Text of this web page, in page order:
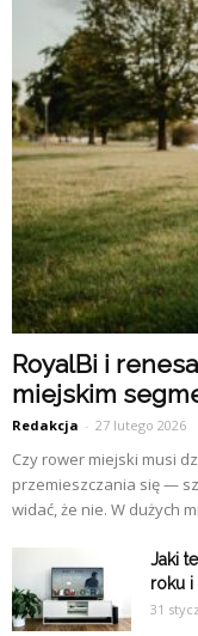
RoyalBi i
miejskim
Redakcja - 27 lutego 2026
Czy rower miejski musi
przemieszczania się —
widać, że nie. W dużych
Jaki
roku i
31